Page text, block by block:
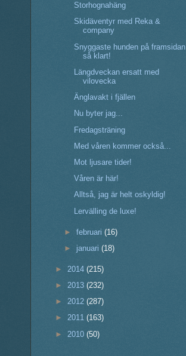
Storhognahäng
Skidäventyr med Reka &
company
Snyggaste hunden på framsidan
så klart!
Längdveckan ersatt med
vilovecka
Änglavakt i fjällen
Nu byter jag...
Fredagsträning
Med våren kommer också...
Mot ljusare tider!
Våren är här!
Alltså, jag är helt oskyldig!
Lervälling de luxe!
►februari(16)
► januari(18)
► 2014 (215)
► 2013 (232)
► 2012 (287)
► 2011 (163)
► 2010 (50)